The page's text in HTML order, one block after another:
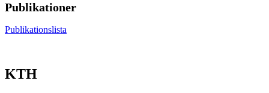
Publikationer
Publikationslista
KTH